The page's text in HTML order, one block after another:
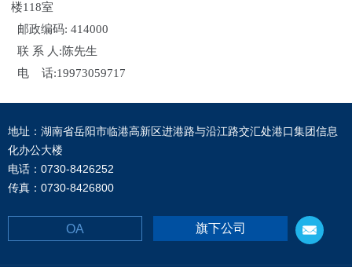
楼118室
邮政编码: 414000
联 系 人:陈先生
电 话:19973059717
地址：湖南省岳阳市临港高新区进港路与沿江路交汇处港口集团信息
化办公大楼
电话：0730-8426252
传真：0730-8426800
OA 旗下公司